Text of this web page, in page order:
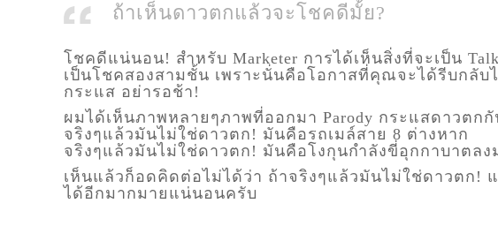
ถ้าเห็นดาวตกแล้วจะโชคดีมั้ย?
โชคดีแน่นอน! สำหรับ Marketer การได้เห็นสิ่งที่จะเป็น
เป็นโชคสองสามชั้น เพราะนั่นคือโอกาสที่คุณจะได้รีบกลับไ
กระแส อย่ารอช้า!
ผมได้เห็นภาพหลายๆภาพที่ออกมา Parody กระแสดาวตก
จริงๆแล้วมันไม่ใช่ดาวตก! มันคือรถเมล์สาย 8 ต่างหาก
จริงๆแล้วมันไม่ใช่ดาวตก! มันคือโงกุนกำลังขี่อุกกาบาตลง
เห็นแล้วก็อดคิดต่อไม่ได้ว่า ถ้าจริงๆแล้วมันไม่ใช่ดาวตก
ได้อีกมากมายแน่นอนครับ